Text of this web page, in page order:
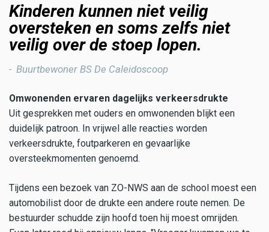
Kinderen kunnen niet veilig
oversteken en soms zelfs niet
veilig over de stoep lopen.
Buurtbewoner BS De Caleidoscoop
Omwonenden ervaren dagelijks verkeersdrukte
Uit gesprekken met ouders en omwonenden blijkt een
duidelijk patroon. In vrijwel alle reacties worden
verkeersdrukte, foutparkeren en gevaarlijke
oversteekmomenten genoemd.
Tijdens een bezoek van ZO-NWS aan de school moest een
automobilist door de drukte een andere route nemen. De
bestuurder schudde zijn hoofd toen hij moest omrijden.